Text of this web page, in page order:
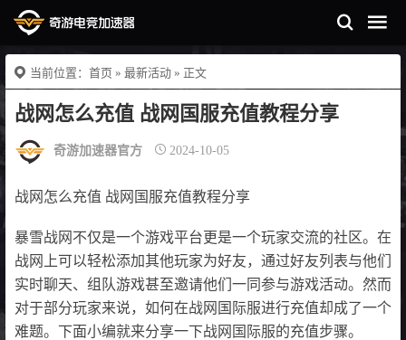
当前位置： 首页 » 最新活动 » 正文
战网怎么充值 战网国服充值教程分享
奇游加速器官方 2024-10-05
战网怎么充值 战网国服充值教程分享
暴雪战网不仅是一个游戏平台更是一个玩家交流的社区。在
战网上可以轻松添加其他玩家为好友，通过好友列表与他们
实时聊天、组队游戏甚至邀请他们一同参与游戏活动。然而
对于部分玩家来说，如何在战网国际服进行充值却成了一个
难题。下面小编就来分享一下战网国际服的充值步骤。